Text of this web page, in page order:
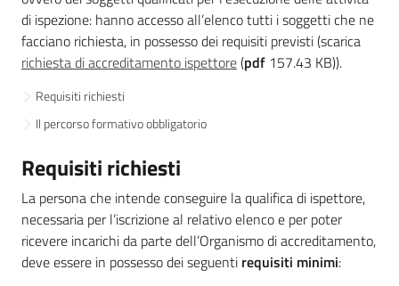
di ispezione: hanno accesso all’elenco tutti i soggetti che ne
facciano richiesta, in possesso dei requisiti previsti (scarica
richiesta di accreditamento ispettore(pdf 157.43 KB)).
Requisiti richiesti
Il percorso formativo obbligatorio
Requisiti richiesti
La persona che intende conseguire la qualifica di ispettore,
necessaria per l’iscrizione al relativo elenco e per poter
ricevere incarichi da parte dell’Organismo di accreditamento,
deve essere in possesso dei seguenti requisiti minimi: